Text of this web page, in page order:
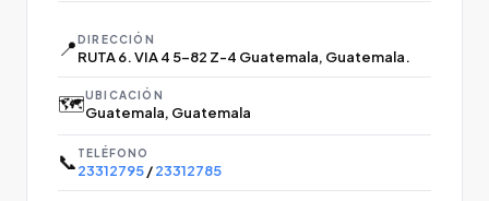
📍DIRECCIÓN
RUTA 6. VIA 4 5-82 Z-4 Guatemala, Guatemala.
🗺️UBICACIÓN
Guatemala, Guatemala
📞 TELÉFONO
23312795/23312785